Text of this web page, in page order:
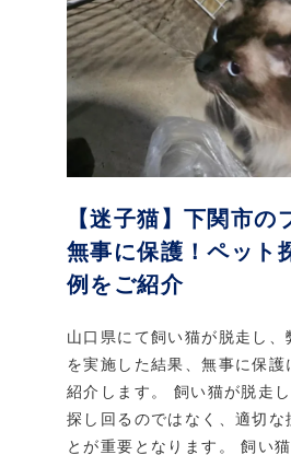
【迷子猫】下関市の
無事に保護！ペット
例をご紹介
山口県にて飼い猫が脱走し
を実施した結果、無事に保
紹介します。 飼い猫が脱走
探し回るのではなく、適切な
とが重要となります。 飼い